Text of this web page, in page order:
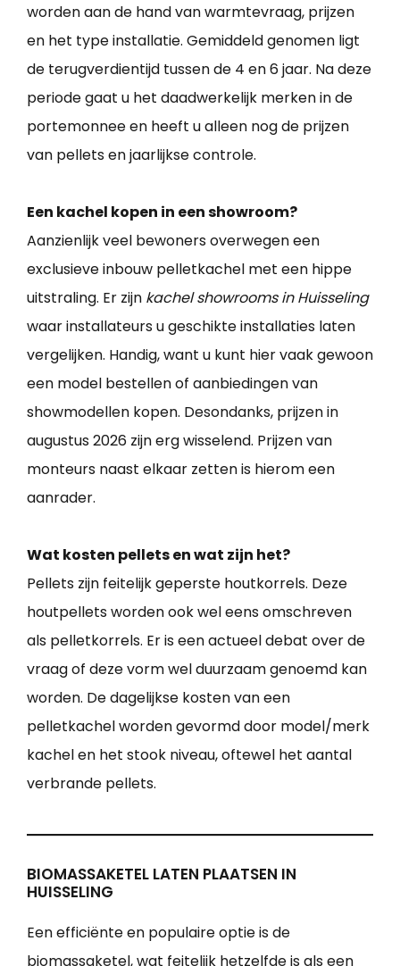
worden aan de hand van warmtevraag, prijzen
en het type installatie. Gemiddeld genomen ligt
de terugverdientijd tussen de 4 en 6 jaar. Na deze
periode gaat u het daadwerkelijk merken in de
portemonnee en heeft u alleen nog de prijzen
van pellets en jaarlijkse controle.
Een kachel kopen in een showroom?
Aanzienlijk veel bewoners overwegen een
exclusieve inbouw pelletkachel met een hippe
uitstraling. Er zijn kachel showrooms in Huisseling
waar installateurs u geschikte installaties laten
vergelijken. Handig, want u kunt hier vaak gewoon
een model bestellen of aanbiedingen van
showmodellen kopen. Desondanks, prijzen in
augustus 2026 zijn erg wisselend. Prijzen van
monteurs naast elkaar zetten is hierom een
aanrader.
Wat kosten pellets en wat zijn het?
Pellets zijn feitelijk geperste houtkorrels. Deze
houtpellets worden ook wel eens omschreven
als pelletkorrels. Er is een actueel debat over de
vraag of deze vorm wel duurzaam genoemd kan
worden. De dagelijkse kosten van een
pelletkachel worden gevormd door model/merk
kachel en het stook niveau, oftewel het aantal
verbrande pellets.
BIOMASSAKETEL LATEN PLAATSEN IN
HUISSELING
Een efficiënte en populaire optie is de
biomassaketel, wat feitelijk hetzelfde is als een